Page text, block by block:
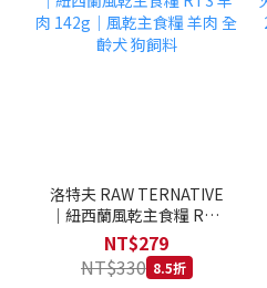
洛特夫 RAW TERNATIVE
｜紐西蘭風乾主食糧 RT3
羊肉 142g｜風乾主食糧 羊
肉 全齡犬 狗飼料
NT$279
NT$330 8.5折